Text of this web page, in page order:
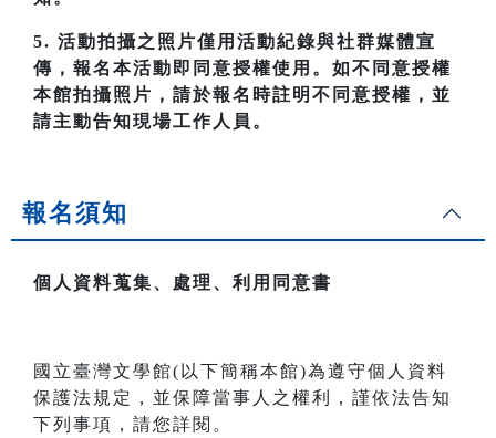
5. 活動拍攝之照片僅用活動紀錄與社群媒體宣
傳，報名本活動即同意授權使用。如不同意授權
本館拍攝照片，請於報名時註明不同意授權，並
請主動告知現場工作人員。
報名須知
個人資料蒐集、處理、利用同意書
國立臺灣文學館(以下簡稱本館)為遵守個人資料
保護法規定，並保障當事人之權利，謹依法告知
下列事項，請您詳閱。